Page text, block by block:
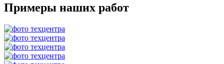
Примеры наших работ